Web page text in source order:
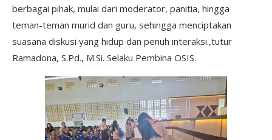
berbagai pihak, mulai dari moderator, panitia, hingga
teman-teman murid dan guru, sehingga menciptakan
suasana diskusi yang hidup dan penuh interaksi.,tutur
Ramadona, S.Pd., M.Si. Selaku Pembina OSIS.